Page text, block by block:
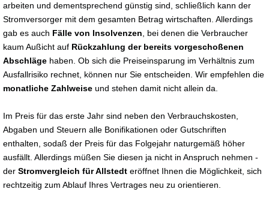
arbeiten und dementsprechend günstig sind, schließlich kann der
Stromversorger mit dem gesamten Betrag wirtschaften. Allerdings
gab es auch Fälle von Insolvenzen , bei denen die Verbraucher
kaum Außicht auf Rückzahlung der bereits vorgeschoßenen
Abschläge haben. Ob sich die Preiseinsparung im Verhältnis zum
Ausfallrisiko rechnet, können nur Sie entscheiden. Wir empfehlen die
monatliche Zahlweise und stehen damit nicht allein da.
Im Preis für das erste Jahr sind neben den Verbrauchskosten,
Abgaben und Steuern alle Bonifikationen oder Gutschriften
enthalten, sodaß der Preis für das Folgejahr naturgemäß höher
ausfällt. Allerdings müßen Sie diesen ja nicht in Anspruch nehmen -
der Stromvergleich für Allstedt eröffnet Ihnen die Möglichkeit, sich
rechtzeitig zum Ablauf Ihres Vertrages neu zu orientieren.